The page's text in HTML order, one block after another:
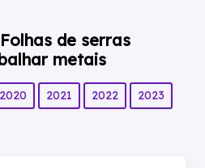
de serras
metais
2020 2021 2022 2023